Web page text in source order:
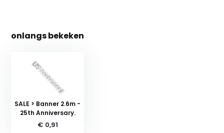
onlangs bekeken
SALE > Banner 2.6m -
25th Anniversary.
€ 0,91